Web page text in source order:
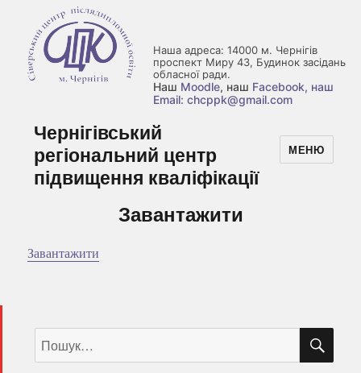
Наша адреса: 14000 м. Чернігів
проспект Миру 43, Будинок засідань
обласної ради.
Наш Moodle, наш Facebook, наш
Email: chcppk@gmail.com
Чернігівський
регіональний центр
підвищення кваліфікації
МЕНЮ
Завантажити
Завантажити
за
запитом: